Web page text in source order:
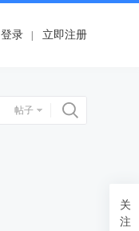
登录 立即注册
帖子
搜索
关
注